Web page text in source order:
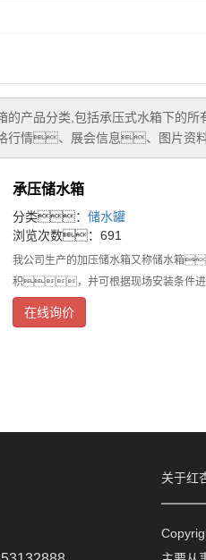
的产品分类,包括承压式水箱下的
情、展会信息、图片资
承压储水箱
分类： 储水罐
浏览次数：691
我公司生产的加压储水箱又称储水箱
积，并可根据现场安装条件
在线询价
关于红